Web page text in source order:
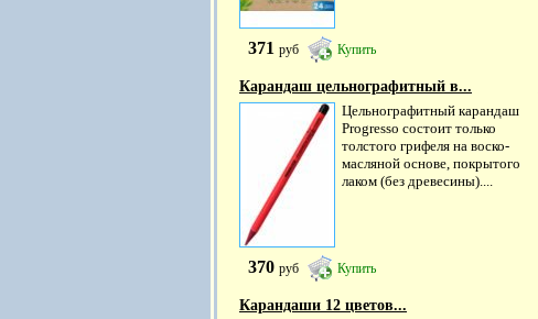
371 руб Купить
Карандаш цельнографитный в...
Цельнографитный карандаш
Progresso состоит только
толстого грифеля на воско-
масляной основе, покрытого
лаком (без древесины)....
370 руб Купить
Карандаши 12 цветов...